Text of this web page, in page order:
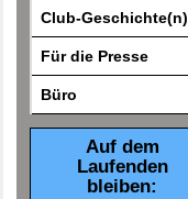
Club-Geschichte(n)
Für die Presse
Büro
Auf dem
Laufenden
bleiben: